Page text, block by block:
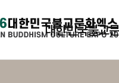
대한민국불교